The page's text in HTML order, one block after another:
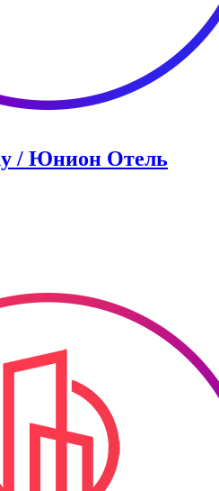
/ Юнион Отель